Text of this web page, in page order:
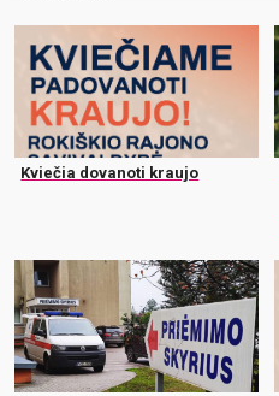
Kviečia dovanoti kraujo